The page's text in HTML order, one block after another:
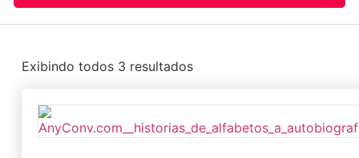
Exibindo todos 3 resultados